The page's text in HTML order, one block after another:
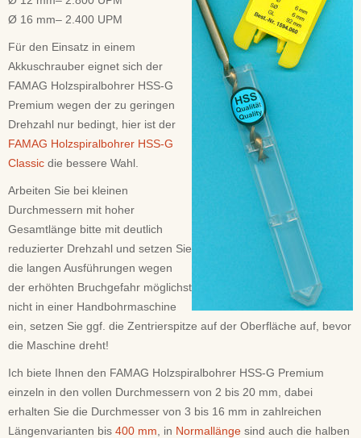
Ø 16 mm– 2.400 UPM
Für den Einsatz in einem
Akkuschrauber eignet sich der
FAMAG Holzspiralbohrer HSS-G
Premium wegen der zu geringen
Drehzahl nur bedingt, hier ist der
FAMAG Holzspiralbohrer HSS-G
Classic die bessere Wahl.
Arbeiten Sie bei kleinen
Durchmessern mit hoher
Gesamtlänge bitte mit deutlich
reduzierter Drehzahl und setzen Sie
die langen Ausführungen wegen
der erhöhten Bruchgefahr möglichst
nicht in einer Handbohrmaschine
ein, setzen Sie ggf. die Zentrierspitze auf der Oberfläche auf, bevor
die Maschine dreht!
Ich biete Ihnen den FAMAG Holzspiralbohrer HSS-G Premium
einzeln in den vollen Durchmessern von 2 bis 20 mm, dabei
erhalten Sie die Durchmesser von 3 bis 16 mm in zahlreichen
Längenvarianten bis 400 mm , in Normallänge sind auch die halben